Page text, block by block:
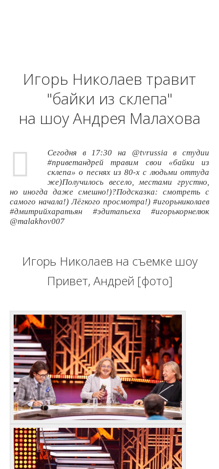
Игорь Николаев травит
"байки из склепа"
на шоу Андрея Малахова
Сегодня в 17:30 на @tvrussia в студии
#приветандрей травим свои «байки из
склепа» о песнях из 80-х с людьми оттуда
же)Получилось весело, местами грустно,
но иногда даже смешно!)?Подсказка: смотреть с
самого начала!) Лёгкого просмотра!) #игорьниколаев
#дмитрийхаратьян #эдитапьеха #игорькорнелюк
@malakhov007
Игорь Николаев на съемке шоу
Привет, Андрей [фото]